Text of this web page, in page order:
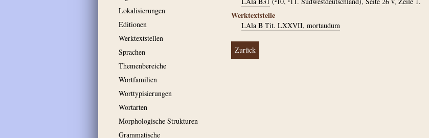
Lokalisierungen
Editionen
Werktextstellen
Sprachen
Themenbereiche
Wortfamilien
Worttypisierungen
Wortarten
Morphologische Strukturen
Grammatische
Werktextstelle
LAla B Tit. LXXVII, mortaudum
Zurück